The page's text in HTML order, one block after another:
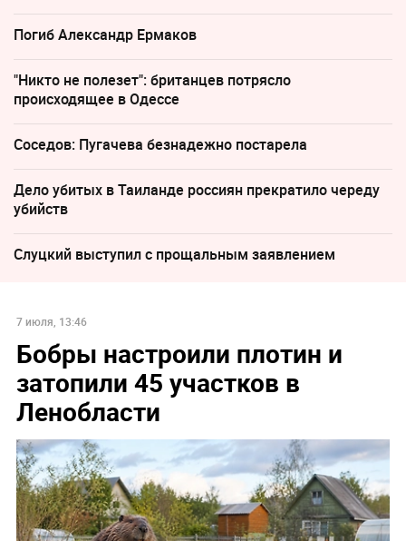
Погиб Александр Ермаков
"Никто не полезет": британцев потрясло
происходящее в Одессе
Соседов: Пугачева безнадежно постарела
Дело убитых в Таиланде россиян прекратило череду
убийств
Слуцкий выступил с прощальным заявлением
7 июля, 13:46
Бобры настроили плотин и
затопили 45 участков в
Ленобласти